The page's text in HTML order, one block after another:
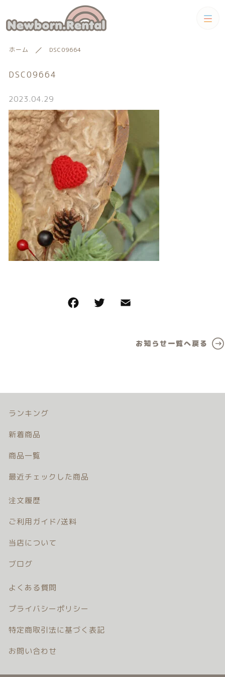
ホーム DSC09664
DSC09664
2023.04.29
お知らせ一覧へ戻る
ランキング
新着商品
商品一覧
最近チェックした商品
注文履歴
ご利用ガイド/送料
当店について
ブログ
よくある質問
プライバシーポリシー
特定商取引法に基づく表記
お問い合わせ
カテゴリー
トータルコーディネート
セット
男の子向けアイテム
小物単品レンタル 女の子向けアイテム
カテゴリー一覧
商品一覧
最近チェックした商品
注文履歴
ブログ
よくある質問
プライバシーポリシー
お問い合わせ
トータルコーディネートセット
男の子向けアイテム
小物単品レンタル
女の子向けアイテム
ギフトカード
バースデーセット
全てのアイテム
絞り込み検索
親カテゴリー
子カテゴリー
価格帯
～